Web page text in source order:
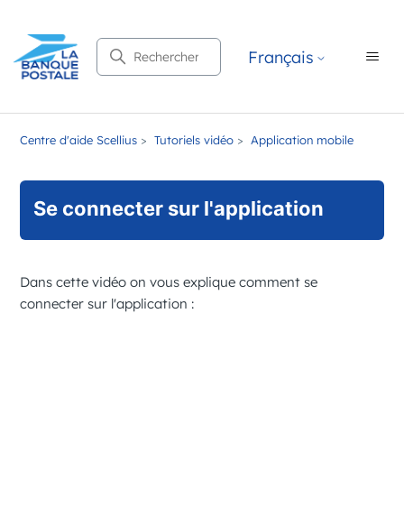
Recherche Français
Centre d'aide Scellius Tutoriels vidéo Application mobile
Se connecter sur l'application
Dans cette vidéo on vous explique comment se
connecter sur l'application :